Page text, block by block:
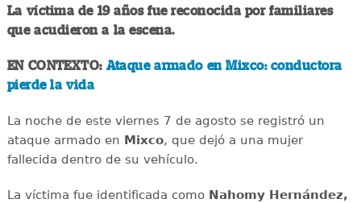
La víctima de 19 años fue reconocida por familiares
que acudieron a la escena.
EN CONTEXTO: Ataque armado en Mixco: conductora
pierde la vida
La noche de este viernes 7 de agosto se registró un
ataque armado en Mixco, que dejó a una mujer
fallecida dentro de su vehículo.
La víctima fue identificada como Nahomy Hernández,